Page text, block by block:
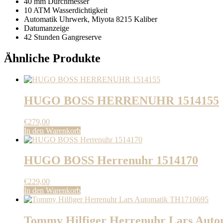
10 ATM Wasserdichtigkeit
Automatik Uhrwerk, Miyota 8215 Kaliber
Datumanzeige
42 Stunden Gangreserve
Ähnliche Produkte
HUGO BOSS HERRENUHR 1514155
€279,00
In den Warenkorb
HUGO BOSS Herrenuhr 1514170
€229,00
In den Warenkorb